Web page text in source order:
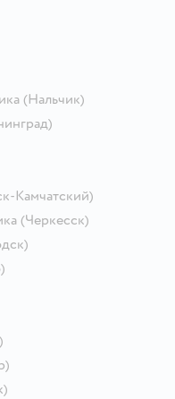
(Нальчик)
Камчатский)
(Черкесск)